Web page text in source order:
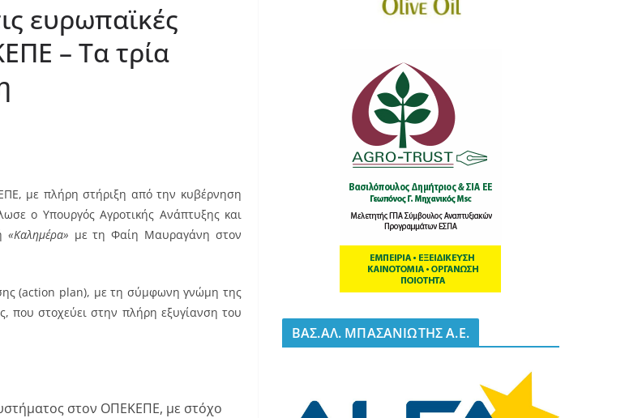
ευρωπαϊκές
– Τα τρία
με πλήρη στήριξη από την κυβέρνηση
ο Υπουργός Αγροτικής Ανάπτυξης και
«Καλημέρα» με τη Φαίη Μαυραγάνη στον
(action plan), με τη σύμφωνη γνώμη της
που στοχεύει στην πλήρη εξυγίανση του
στον ΟΠΕΚΕΠΕ, με στόχο
BΑΣ.ΑΛ. ΜΠΑΣΑΝΙΩΤΗΣ Α.Ε.